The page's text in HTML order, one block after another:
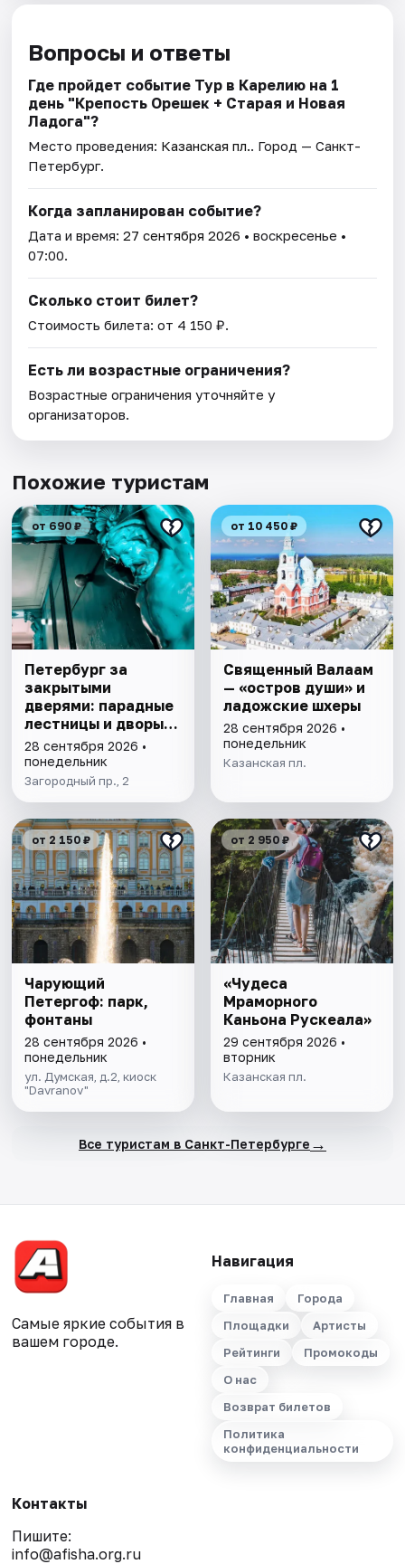
Вопросы и ответы
Где пройдет событие Тур в Карелию на 1
день "Крепость Орешек + Старая и Новая
Ладога"?
Место проведения: Казанская пл.. Город — Санкт-
Петербург.
Когда запланирован событие?
Дата и время:27 сентября 2026 • воскресенье •
07:00.
Сколько стоит билет?
Стоимость билета: от 4 150 ₽.
Есть ли возрастные ограничения?
Возрастные ограничения уточняйте у
организаторов.
Похожие туристам
от 690 ₽
Петербург за
закрытыми
дверями: парадные
лестницы и дворы-
колодцы
28 сентября 2026 •
понедельник
Загородный пр., 2
от 10 450 ₽
Священный Валаам
— «остров души» и
ладожские шхеры
28 сентября 2026 •
понедельник
Казанская пл.
от 2 150 ₽
Чарующий
Петергоф: парк,
фонтаны
28 сентября 2026 •
понедельник
ул. Думская, д.2, киоск
"Davranov"
от 2 950 ₽
«Чудеса
Мраморного
Каньона Рускеала»
29 сентября 2026 •
вторник
Казанская пл.
Все туристам в Санкт-Петербурге →
Самые яркие события в
вашем городе.
Навигация
Главная
Города
Площадки
Артисты
Рейтинги
Промокоды
О нас
Возврат билетов
Политика
конфиденциальности
Контакты
Пишите:
info@afisha.org.ru